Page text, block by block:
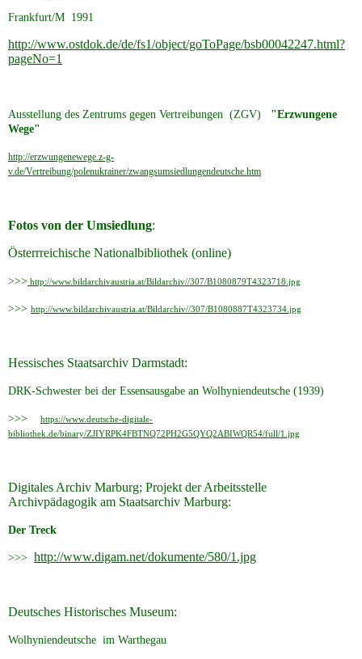
Frankfurt/M 1991
http://www.ostdok.de/de/fs1/object/goToPage/bsb00042247.html?
pageNo=1
Ausstellung des Zentrums gegen Vertreibungen (ZGV) "Erzwungene
Wege"
http://erzwungenewege.z-g-
v.de/Vertreibung/polenukrainer/zwangsumsiedlungendeutsche.htm
Fotos von der Umsiedlung:
Österrreichische Nationalbibliothek (online)
>>> http://www.bildarchivaustria.at/Bildarchiv//307/B1080879T4323718.jpg
>>> http://www.bildarchivaustria.at/Bildarchiv//307/B1080887T4323734.jpg
Hessisches Staatsarchiv Darmstadt:
DRK-Schwester bei der Essensausgabe an Wolhyniendeutsche (1939)
>>>
https://www.deutsche-digitale-
bibliothek.de/binary/ZJIYRPK4FBTNQ72PH2G5QYQ2ABIWQR54/full/1.jpg
Digitales Archiv Marburg; Projekt der Arbeitsstelle
Archivpädagogik am Staatsarchiv Marburg:
Der Treck
>>> http://www.digam.net/dokumente/580/1.jpg
Deutsches Historisches Museum:
Wolhyniendeutsche im Warthegau